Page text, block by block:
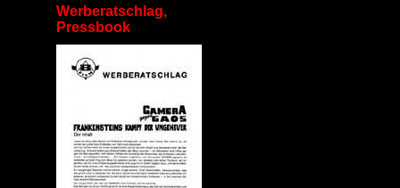
Werberatschlag,
Pressbook